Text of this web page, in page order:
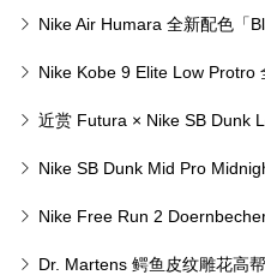
Nike Air Humara 全新配色「
场 Nike Kobe 9 Elite Low Protro
近赏 Futura × Nike SB Dunk
Nike SB Dunk Mid Pro
Nike Free Run 2
Dr. Martens 鳄鱼皮纹雕花高